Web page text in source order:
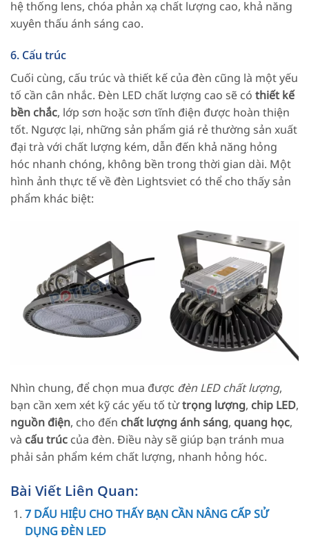
hệ thống lens, chóa phản xạ chất lượng cao, khả năng
xuyên thấu ánh sáng cao.
6. Cấu trúc
Cuối cùng, cấu trúc và thiết kế của đèn cũng là một yếu
tố cần cân nhắc. Đèn LED chất lượng cao sẽ có thiết kế
bền chắc, lớp sơn hoặc sơn tĩnh điện được hoàn thiện
tốt. Ngược lại, những sản phẩm giá rẻ thường sản xuất
đại trà với chất lượng kém, dẫn đến khả năng hỏng
hóc nhanh chóng, không bền trong thời gian dài. Một
hình ảnh thực tế về đèn Lightsviet có thể cho thấy sản
phẩm khác biệt:
Nhìn chung, để chọn mua được đèn LED chất lượng,
bạn cần xem xét kỹ các yếu tố từtrọng lượng, chip LED,
nguồn điện, cho đến chất lượng ánh sáng, quang học,
và cấu trúc của đèn. Điều này sẽ giúp bạn tránh mua
phải sản phẩm kém chất lượng, nhanh hỏng hóc.
Bài Viết Liên Quan:
7 DẤU HIỆU CHO THẤY BẠN CẦN NÂNG CẤP SỬ
DỤNG ĐÈN LED